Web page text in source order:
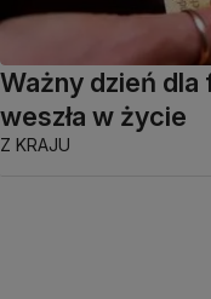
Ważny dzień
weszła w życie
Z KRAJU